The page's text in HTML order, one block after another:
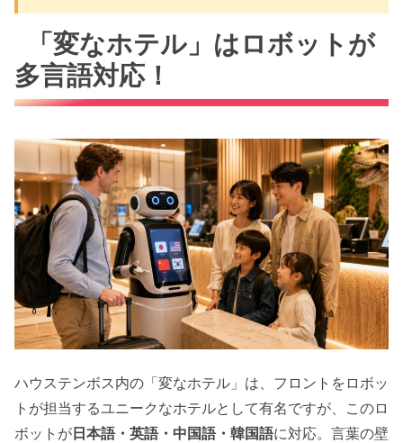
「変なホテル」はロボットが
多言語対応！
ハウステンボス内の「変なホテル」は、フロントをロボッ
トが担当するユニークなホテルとして有名ですが、このロ
ボットが日本語・英語・中国語・韓国語に対応。言葉の壁